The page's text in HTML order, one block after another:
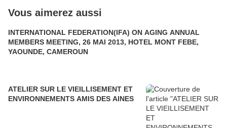
Vous aimerez aussi
INTERNATIONAL FEDERATION(IFA) ON AGING ANNUAL
MEMBERS MEETING, 26 MAI 2013, HOTEL MONT FEBE,
YAOUNDE, CAMEROUN
ATELIER SUR LE VIEILLISEMENT ET
ENVIRONNEMENTS AMIS DES AINES